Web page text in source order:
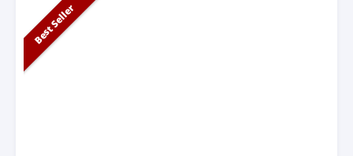
Best Seller